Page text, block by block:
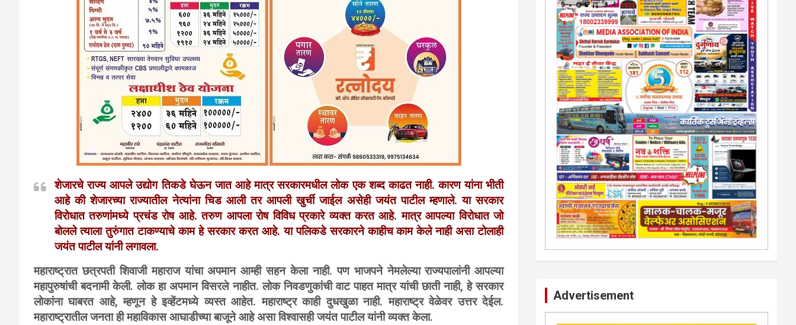
शेजारचे राज्य आपले उद्योग तिकडे घेऊन जात आहे मात्र सरकारमधील लोक एक शब्द काढत नाही. कारण यांना भीती
आहे की शेजारच्या राज्यातील नेत्यांना चिड आली तर आपली खुर्ची जाईल असेही जयंत पाटील म्हणाले. या सरकार
विरोधात तरुणांमध्ये प्रचंड रोष आहे. तरुण आपला रोष विविध प्रकारे व्यक्त करत आहे. मात्र आपल्या विरोधात जो
बोलले त्याला तुरुंगात टाकण्याचे काम हे सरकार करत आहे. या पलिकडे सरकारने काहीच काम केले नाही असा टोलाही
जयंत पाटील यांनी लगावला.
महाराष्ट्रात छत्रपती शिवाजी महाराज यांचा अपमान आम्ही सहन केला नाही. पण भाजपने नेमलेल्या राज्यपालांनी आपल्या
महापुरुषांची बदनामी केली. लोक हा अपमान विसरले नाहीत. लोक निवडणुकांची वाट पाहत मात्र यांची छाती नाही, हे सरकार
लोकांना घाबरत आहे, म्हणून हे इव्हेंटमध्ये व्यस्त आहेत. महाराष्ट्र काही दुधखुळा नाही. महाराष्ट्र वेळेवर उत्तर देईल.
महाराष्ट्रातील जनता ही महाविकास आघाडीच्या बाजूने आहे असा विश्वासही जयंत पाटील यांनी व्यक्त केला.
जातील. नवशक्ती, फ्री प्रेस जर्नल साठी तुम्हीही तुमच्या नाेटीस द्या. बँक,
13/213/4 सेल्स , डिमांड नाेटीस इतरांच्यापेक्षा वाजवी दरात आम्ही
आपली जाहिरात पब्लिश करू. माेबा. 9420939699
नवशक्ती- फ्री प्रेस जर्नल, मराठी इंग्लीश पेपरला जाहिरात द्या.
टेंडर, नाेटीस, आँक्शन, लिगलच्या सर्व बँका, पतसंस्था यांच्या जाहिरातींना
आम्ही याेग्य दरात प्रसिद्धी देऊ.
Advertisement